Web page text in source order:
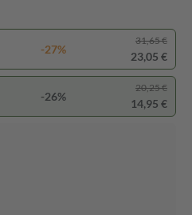
-27%
31,65 €
23,05 €
-26%
20,25 €
14,95 €